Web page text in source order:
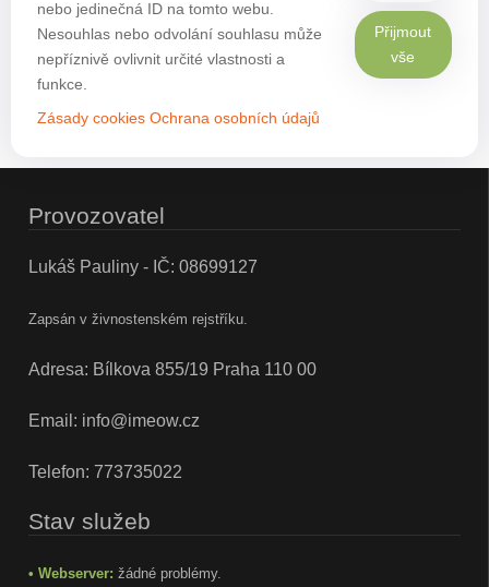
nebo jedinečná ID na tomto webu.
Nesouhlas nebo odvolání souhlasu může
nepříznivě ovlivnit určité vlastnosti a
funkce.
Zásady cookies Ochrana osobních údajů
Přijmout
vše
Provozovatel
Lukáš Pauliny - IČ: 08699127
Zapsán v živnostenském rejstříku.
Adresa: Bílkova 855/19 Praha 110 00
Email: info@imeow.cz
Telefon: 773735022
Stav služeb
• Webserver: žádné problémy.